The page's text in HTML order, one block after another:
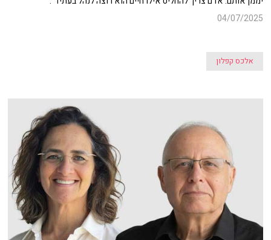
04/07/2025
אלכס קפלון